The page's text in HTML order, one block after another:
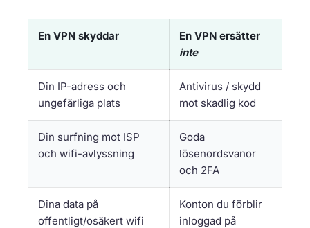
En VPN skyddar
En VPN ersätter
inte
Din IP-adress och
ungefärliga plats
Antivirus / skydd
mot skadlig kod
Din surfning mot ISP
och wifi-avlyssning
Goda
lösenordsvanor
och 2FA
Dina data på
offentligt/osäkert wifi
Konton du förblir
inloggad på